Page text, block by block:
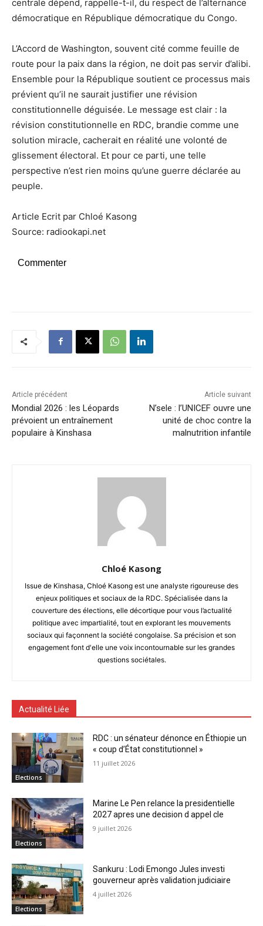
centrale dépend, rappelle-t-il, du respect de l’alternance
démocratique en République démocratique du Congo.
L’Accord de Washington, souvent cité comme feuille de
route pour la paix dans la région, ne doit pas servir d’alibi.
Ensemble pour la République soutient ce processus mais
prévient qu’il ne saurait justifier une révision
constitutionnelle déguisée. Le message est clair : la
révision constitutionnelle en RDC, brandie comme une
solution miracle, cacherait en réalité une volonté de
glissement électoral. Et pour ce parti, une telle
perspective n’est rien moins qu’une guerre déclarée au
peuple.
Article Ecrit par Chloé Kasong
Source: radiookapi.net
Commenter
Article précédent
Mondial 2026 : les Léopards
prévoient un entraînement
populaire à Kinshasa
Article suivant
N’sele : l’UNICEF ouvre une
unité de choc contre la
malnutrition infantile
Chloé Kasong
Issue de Kinshasa, Chloé Kasong est une analyste rigoureuse des
enjeux politiques et sociaux de la RDC. Spécialisée dans la
couverture des élections, elle décortique pour vous l’actualité
politique avec impartialité, tout en explorant les mouvements
sociaux qui façonnent la société congolaise. Sa précision et son
engagement font d'elle une voix incontournable sur les grandes
questions sociétales.
Actualité Liée
Elections
RDC : un sénateur dénonce en Éthiopie un
« coup d’État constitutionnel »
11 juillet 2026
Elections
Marine Le Pen relance la presidentielle
2027 apres une decision d appel cle
9 juillet 2026
Elections
Sankuru : Lodi Emongo Jules investi
gouverneur après validation judiciaire
4 juillet 2026